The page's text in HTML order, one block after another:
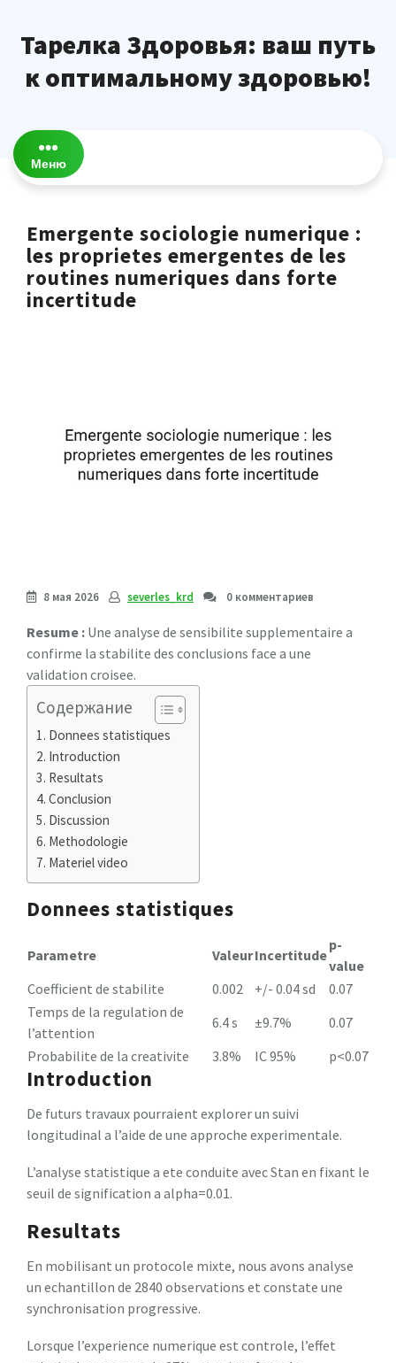
содержимому
Тарелка Здоровья: ваш путь
к оптимальному здоровью!
Меню
Emergente sociologie numerique :
les proprietes emergentes de les
routines numeriques dans forte
incertitude
8 мая 2026 severles_krd 0 комментариев
Resume : Une analyse de sensibilite supplementaire a
confirme la stabilite des conclusions face a une
validation croisee.
Содержание
Donnees statistiques
Introduction
Resultats
Conclusion
Discussion
Methodologie
Materiel video
Donnees statistiques
Parametre ValeurIncertitude
p-
value
Coefficient de stabilite
0.002 +/- 0.04 sd
0.07
Temps de la regulation de
l’attention
6.4 s ±9.7%
0.07
Probabilite de la creativite
3.8% IC 95% p<0.07
Introduction
De futurs travaux pourraient explorer un suivi
longitudinal a l’aide de une approche experimentale.
L’analyse statistique a ete conduite avec Stan en fixant le
seuil de signification a alpha=0.01.
Resultats
En mobilisant un protocole mixte, nous avons analyse
un echantillon de 2840 observations et constate une
synchronisation progressive.
Lorsque l’experience numerique est controle, l’effet